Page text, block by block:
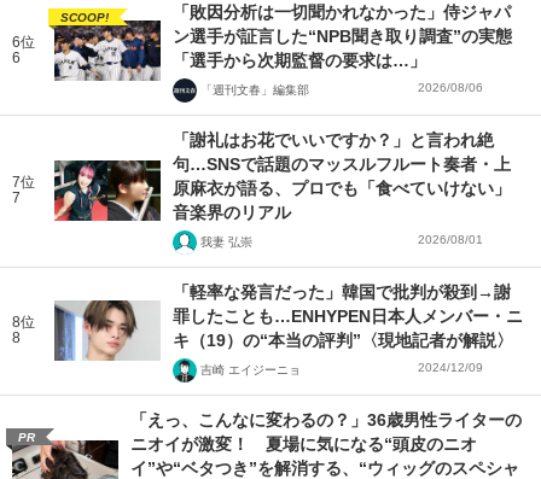
6位
6
SCOOP!
「敗因分析は一切聞かれなかった」侍ジャパ
ン選手が証言した“NPB聞き取り調査”の実態
「選手から次期監督の要求は…」
「週刊文春」編集部 2026/08/06
7位
7
「謝礼はお花でいいですか？」と言われ絶
句…SNSで話題のマッスルフルート奏者・上
原麻衣が語る、プロでも「食べていけない」
音楽界のリアル
我妻 弘崇 2026/08/01
8位
8
「軽率な発言だった」韓国で批判が殺到→謝
罪したことも…ENHYPEN日本人メンバー・ニ
キ（19）の“本当の評判”〈現地記者が解説〉
吉崎 エイジーニョ 2024/12/09
PR
「えっ、こんなに変わるの？」36歳男性ライターの
ニオイが激変！ 夏場に気になる“頭皮のニオ
イ”や“ベタつき”を解消する、“ウィッグのスペシャ